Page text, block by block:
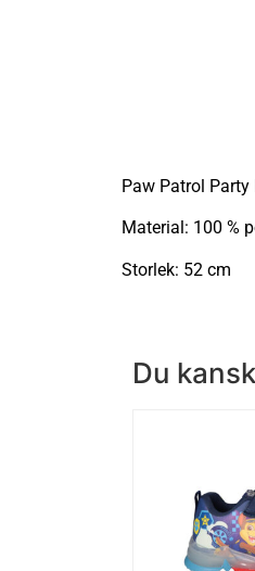
Paw Patrol Party
Material: 100 %
Storlek: 52 cm
Du